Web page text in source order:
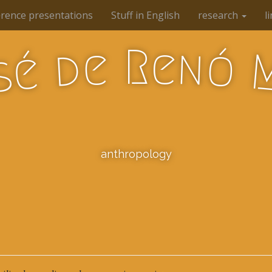
presentations Stuff in English research
é de Renó
anthropology